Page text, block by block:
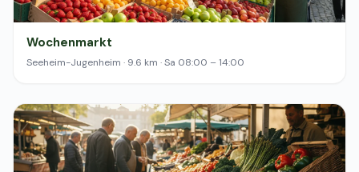
Wochenmarkt
Seeheim-Jugenheim · 9.6 km · Sa 08:00 – 14:00